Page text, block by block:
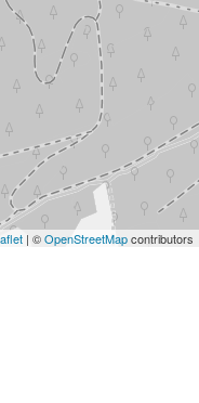
| ©OpenStreetMapcontributors